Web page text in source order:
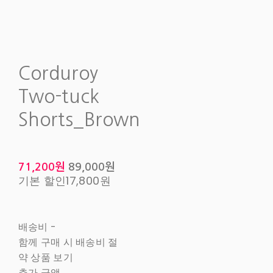
Corduroy
Two-tuck
Shorts_Brown
71,200원 89,000원
기본 할인17,800원
배송비 -
함께 구매 시 배송비 절
약 상품 보기